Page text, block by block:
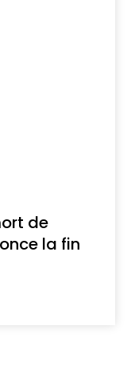
de
la fin